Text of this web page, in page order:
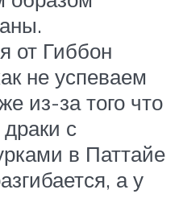
от Гиббон
не успеваем
из-за того что
с
в Паттайе
а у